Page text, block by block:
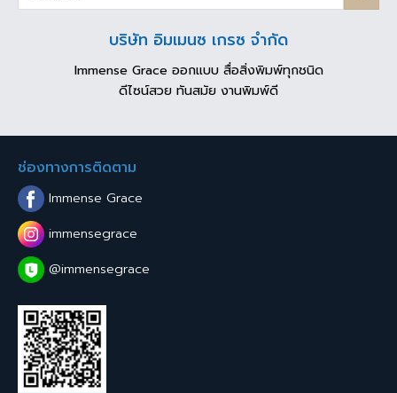
บริษัท อิมเมนซ เกรซ จำกัด
Immense Grace ออกแบบ สื่อสิ่งพิมพ์ทุกชนิด
ดีไซน์สวย ทันสมัย งานพิมพ์ดี
ช่องทางการติดตาม
Immense Grace
immensegrace
@immensegrace